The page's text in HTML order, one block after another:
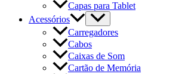
Capas para Tablet
Acessórios
Carregadores
Cabos
Caixas de Som
Cartão de Memória